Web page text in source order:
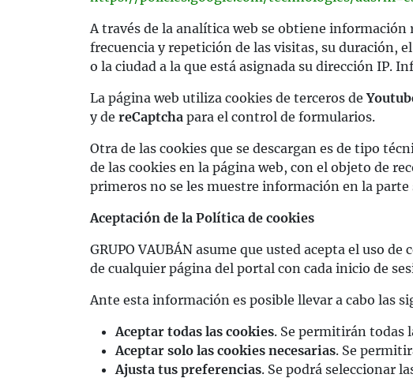
A través de la analítica web se obtiene información
frecuencia y repetición de las visitas, su duración,
o la ciudad a la que está asignada su dirección IP.
La página web utiliza cookies de terceros de
y de reCaptcha para el control de formularios.
Otra de las cookies que se descargan es de tipo
de las cookies en la página web, con el objeto de
primeros no se les muestre información en la
Aceptación de la Política de cookies
GRUPO VAUBÁN asume que usted acepta el uso
de cualquier página del portal con cada inicio de
Ante esta información es posible llevar a cabo las
Aceptar todas las cookies. Se permitirán todas
Aceptar solo las cookies necesarias. Se
Ajusta tus preferencias. Se podrá seleccionar